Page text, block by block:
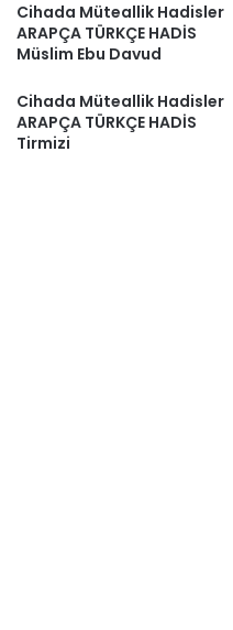
Cihada Müteallik Hadisler
ARAPÇA TÜRKÇE HADİS
Müslim Ebu Davud
Cihada Müteallik Hadisler
ARAPÇA TÜRKÇE HADİS
Tirmizi